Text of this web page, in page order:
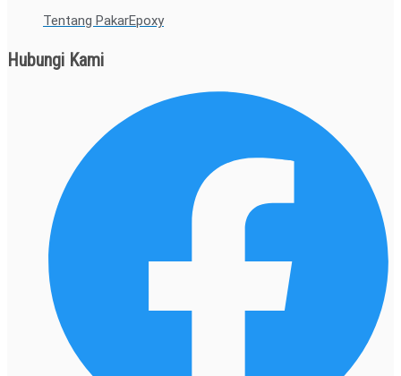
Tentang PakarEpoxy
Hubungi Kami